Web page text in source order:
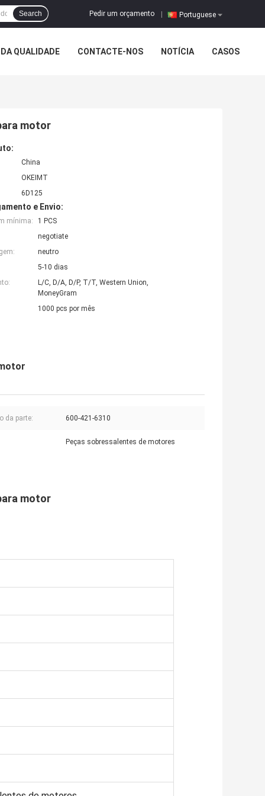
Portuguese
Pedir um orçamento
Search
QUALIDADE CONTACTE-NOS NOTÍCIA CASOS
motor
China
OKEIMT
6D125
e Envio:
mínima:
1 PCS
negotiate
neutro
5-10 dias
L/C, D/A, D/P, T/T, Western Union,
MoneyGram
1000 pcs por mês
da parte: 600-421-6310
Peças sobressalentes de motores
motor